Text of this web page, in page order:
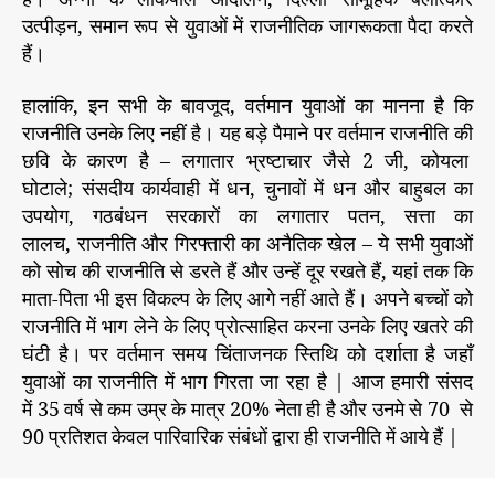
उत्पीड़न, समान रूप से युवाओं में राजनीतिक जागरूकता पैदा करते
हैं।
हालांकि, इन सभी के बावजूद, वर्तमान युवाओं का मानना है कि
राजनीति उनके लिए नहीं है। यह बड़े पैमाने पर वर्तमान राजनीति की
छवि के कारण है – लगातार भ्रष्टाचार जैसे 2 जी, कोयला
घोटाले; संसदीय कार्यवाही में धन, चुनावों में धन और बाहुबल का
उपयोग, गठबंधन सरकारों का लगातार पतन, सत्ता का
लालच, राजनीति और गिरफ्तारी का अनैतिक खेल – ये सभी युवाओं
को सोच की राजनीति से डरते हैं और उन्हें दूर रखते हैं, यहां तक कि
माता-पिता भी इस विकल्प के लिए आगे नहीं आते हैं। अपने बच्चों को
राजनीति में भाग लेने के लिए प्रोत्साहित करना उनके लिए खतरे की
घंटी है। पर वर्तमान समय चिंताजनक स्तिथि को दर्शाता है जहाँ
युवाओं का राजनीति में भाग गिरता जा रहा है | आज हमारी संसद
में 35 वर्ष से कम उम्र के मात्र 20% नेता ही है और उनमे से 70 से
90 प्रतिशत केवल पारिवारिक संबंधों द्वारा ही राजनीति में आये हैं |